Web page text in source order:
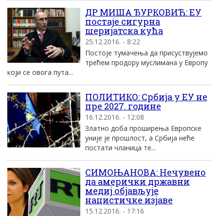
ДР МИША ЂУРКОВИЋ: ЕУ
постаје сигурна
шеријатска кућа
25.12.2016. - 8:22
Постоје тумачења да присуствујемо
трећем продору муслимана у Европу
који се овога пута...
ПОЛИТИКО: Србија у ЕУ не
пре 2027. године
16.12.2016. - 12:08
Златно доба проширења Европске
уније је прошлост, а Србија неће
постати чланица те...
СИМОЊАНОВА: Нечувено
да амерички државни
медиј објављује
нацистичке изјаве
15.12.2016. - 17:16